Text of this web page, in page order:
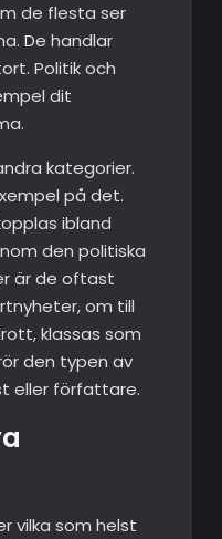
de flesta ser
De handlar
Politik och
dit
kategorier.
på det.
ibland
den politiska
är de oftast
om till
klassas som
den typen av
eller författare.
vilka som helst